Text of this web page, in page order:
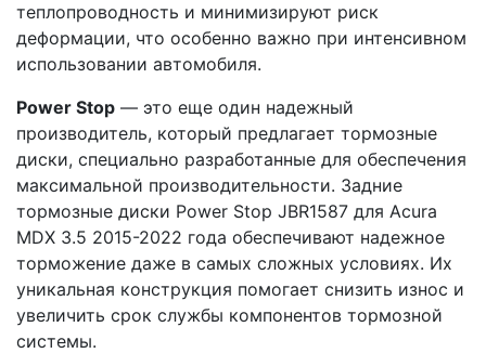
теплопроводность и минимизируют риск
деформации, что особенно важно при интенсивном
использовании автомобиля.
Power Stop — это еще один надежный
производитель, который предлагает тормозные
диски, специально разработанные для обеспечения
максимальной производительности. Задние
тормозные диски Power Stop JBR1587 для Acura
MDX 3.5 2015-2022 года обеспечивают надежное
торможение даже в самых сложных условиях. Их
уникальная конструкция помогает снизить износ и
увеличить срок службы компонентов тормозной
системы.